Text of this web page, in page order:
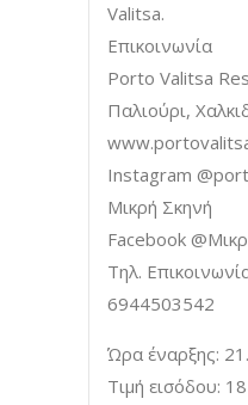
Valitsa.
Επικοινωνία
Porto Valitsa
Παλιούρι,
Instagram
Μικρή Σκηνή
Facebook
Τηλ.
6944503542
Ώρα έναρξης:
Τιμή εισόδου: